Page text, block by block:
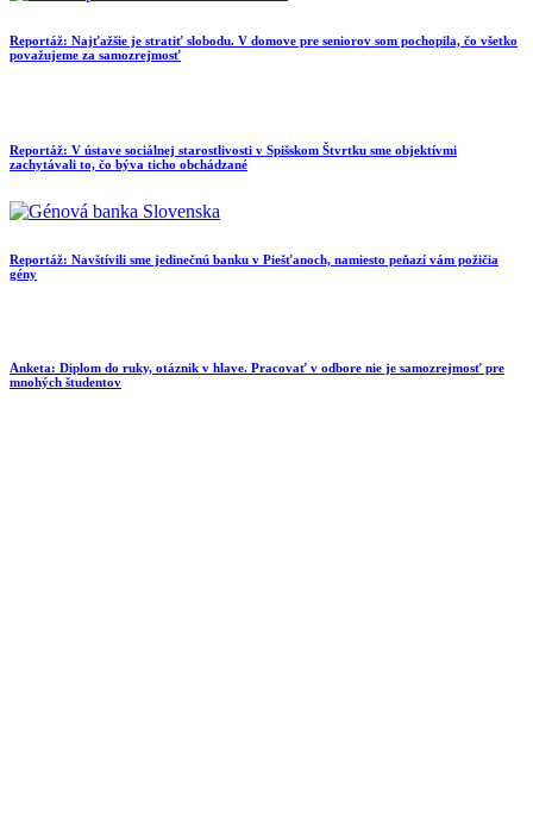
Reportáž: Najťažšie je stratiť slobodu. V domove pre seniorov som pochopila, čo všetko
považujeme za samozrejmosť
Reportáž: V ústave sociálnej starostlivosti v Spišskom Štvrtku sme objektívmi
zachytávali to, čo býva ticho obchádzané
Reportáž: Navštívili sme jedinečnú banku v Piešťanoch, namiesto peňazí vám požičia
gény
Anketa: Diplom do ruky, otáznik v hlave. Pracovať v odbore nie je samozrejmosť pre
mnohých študentov